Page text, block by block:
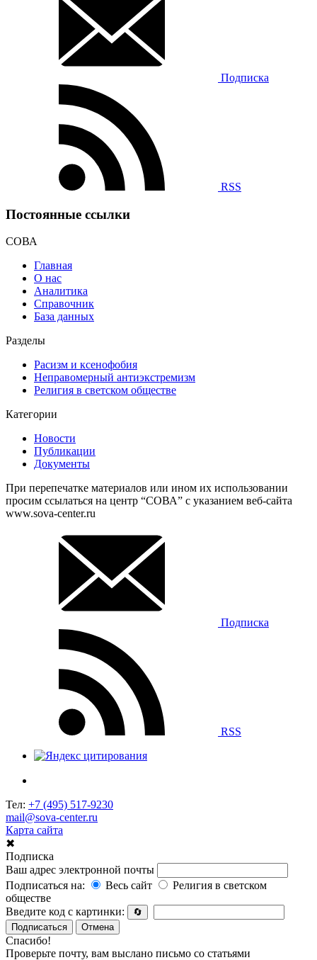
Подписка
RSS
Постоянные ссылки
СОВА
Главная
О нас
Аналитика
Справочник
База данных
Разделы
Расизм и ксенофобия
Неправомерный антиэкстремизм
Религия в светском обществе
Категории
Новости
Публикации
Документы
При перепечатке материалов или ином их использовании
просим ссылаться на центр “СОВА” с указанием веб-сайта
www.sova-center.ru
Подписка
RSS
Тел: +7 (495) 517-9230
mail@sova-center.ru
Карта сайта
✖
Подписка
Ваш адрес электронной почты
Подписаться на:
Весь сайт
Религия в светском
обществе
Введите код с картинки:
🔄
Подписаться
Отмена
Спасибо!
Проверьте почту, вам выслано письмо со статьями